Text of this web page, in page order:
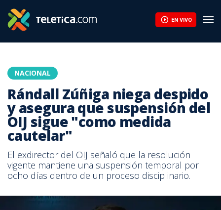
EN VIVO
NACIONAL
Rándall Zúñiga niega despido
y asegura que suspensión del
OIJ sigue "como medida
cautelar"
El exdirector del OIJ señaló que la resolución
vigente mantiene una suspensión temporal por
ocho días dentro de un proceso disciplinario.